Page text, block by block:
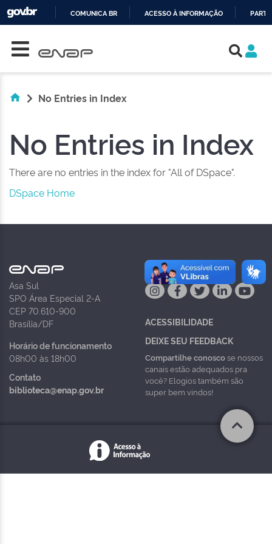
COMUNICA BR ACESSO À INFORMAÇÃO
No Entries in Index
No Entries in Index
There are no entries in the index for "All of DSpace".
DSpace Home
Asa Sul
SPO Área Especial 2-A
CEP 70.610-900
Brasília/DF
Horário de funcionamento
08h00 às 18h00
Contato
biblioteca@enap.gov.br
NAS REDES
ACESSIBILIDADE
DEIXE SEU FEEDBACK
Compartilhe conoscose nossos
canais estão adequados pra
você? Elogios também são
super bem vindos!